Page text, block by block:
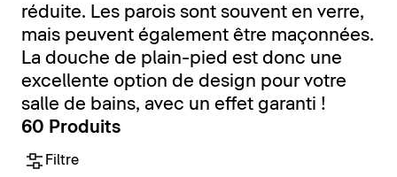
réduite. Les parois sont souvent en verre,
mais peuvent également être maçonnées.
La douche de plain-pied est donc une
excellente option de design pour votre
salle de bains, avec un effet garanti !
60 Produits
Filtre